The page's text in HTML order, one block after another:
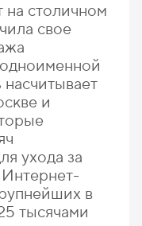
на столичном
свое
и
ухода за
в
тысячами